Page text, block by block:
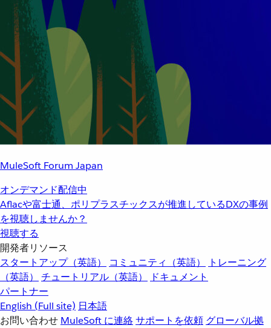
MuleSoft Forum Japan
オンデマンド配信中
Aflacや富士通、ポリプラスチックスが推進しているDXの事例
を視聴しませんか？
視聴する
開発者リソース
スタートアップ（英語）
コミュニティ（英語）
トレーニング
（英語）
チュートリアル（英語）
ドキュメント
パートナー
English (Full site) 日本語
お問い合わせ MuleSoft に連絡サポートを依頼 グローバル拠